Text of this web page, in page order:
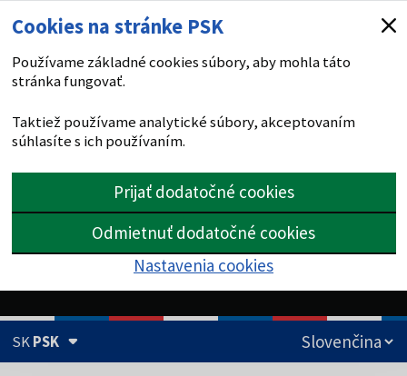
Cookies na stránke PSK
Používame základné cookies súbory, aby mohla táto
stránka fungovať.
Taktiež používame analytické súbory, akceptovaním
súhlasíte s ich používaním.
Prijať dodatočné cookies
Odmietnuť dodatočné cookies
Nastavenia cookies
SKPSK